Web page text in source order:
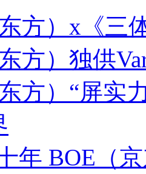
方）x《三
方）独供
方）“屏实
年 BOE（